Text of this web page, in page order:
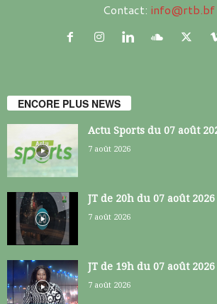
Contact: info@rtb.bf
ENCORE PLUS NEWS
Actu Sports du 07 août
7 août 2026
JT de 20h du 07 août 2026
7 août 2026
JT de 19h du 07 août 2026
7 août 2026